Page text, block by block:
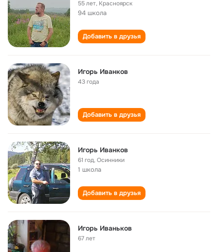
55 лет, Красноярск
94 школа
Добавить в друзья
Игорь Иванков
43 года
Добавить в друзья
Игорь Иванков
61 год,Осинники
1 школа
Добавить в друзья
Игорь Иваньков
67 лет